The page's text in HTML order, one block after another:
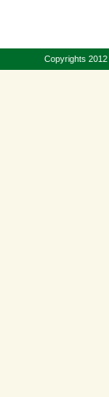
Copyrights